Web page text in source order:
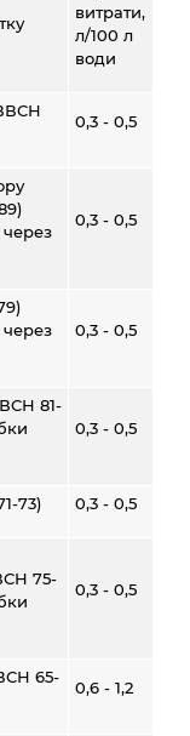
витрати,
л/100 л
води
0,3 - 0,5
0,3 - 0,5
0,3 - 0,5
81-
0,3 - 0,5
73) 0,3 - 0,5
75-
0,3 - 0,5
65-
0,6 - 1,2